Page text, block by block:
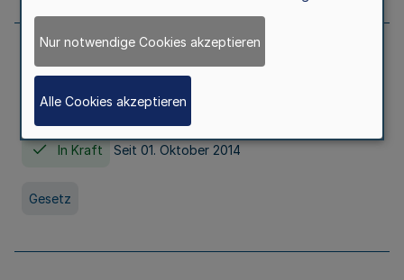
Gesetz über die Hochschulen des Landes
Nordrhein-Westfalen (Hochschulgesetz -
HG)
In Kraft Seit 01. Oktober 2014
Gesetz
Nur notwendige Cookies akzeptieren
Alle Cookies akzeptieren